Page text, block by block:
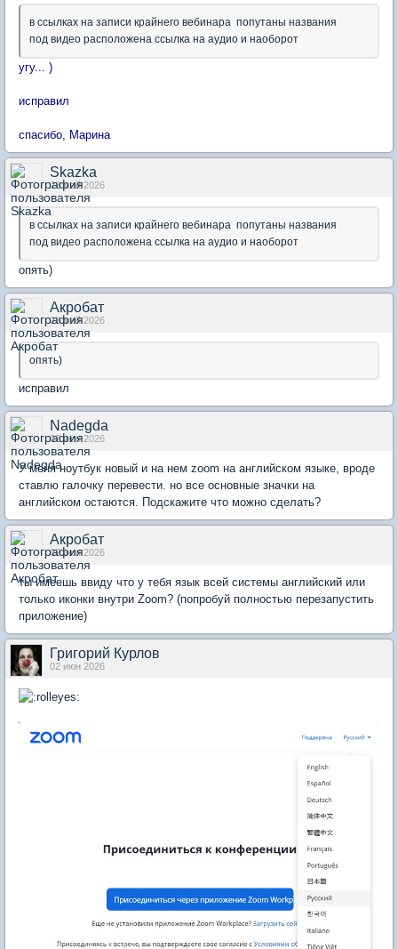
в ссылках на записи крайнего вебинара попутаны названия
под видео расположена ссылка на аудио и наоборот
угу... )
исправил
спасибо, Марина
Skazka
23 май 2026
в ссылках на записи крайнего вебинара попутаны названия
под видео расположена ссылка на аудио и наоборот
опять)
Акробат
23 май 2026
опять)
исправил
Nadegda
02 июн 2026
У меня ноутбук новый и на нем zoom на английском языке, вроде
ставлю галочку перевести. но все основные значки на
английском остаются. Подскажите что можно сделать?
Акробат
02 июн 2026
ты имеешь ввиду что у тебя язык всей системы английский или
только иконки внутри Zoom? (попробуй полностью перезапустить
приложение)
Григорий Курлов
02 июн 2026